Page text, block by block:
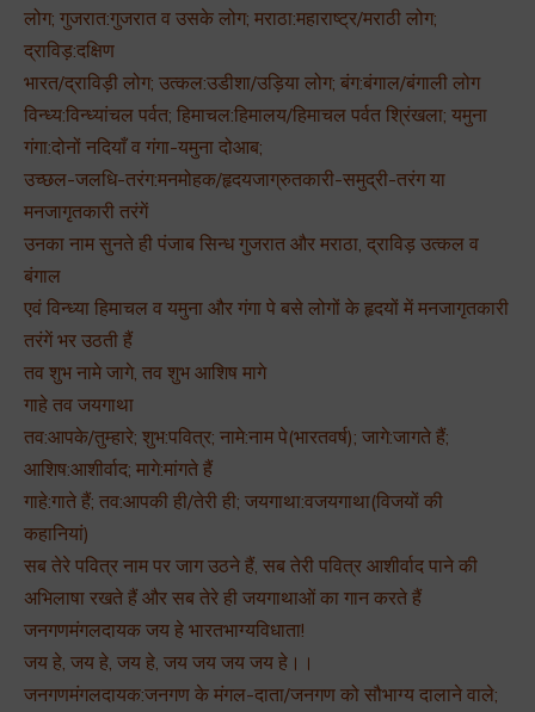
लोग; गुजरात:गुजरात व उसके लोग; मराठा:महाराष्ट्र/मराठी लोग;
द्राविड़:दक्षिण
भारत/द्राविड़ी लोग; उत्कल:उडीशा/उड़िया लोग; बंग:बंगाल/बंगाली लोग
विन्ध्य:विन्ध्यांचल पर्वत; हिमाचल:हिमालय/हिमाचल पर्वत श्रिंखला; यमुना
गंगा:दोनों नदियाँ व गंगा-यमुना दोआब;
उच्छल-जलधि-तरंग:मनमोहक/हृदयजाग्रुतकारी-समुद्री-तरंग या
मनजागृतकारी तरंगें
उनका नाम सुनते ही पंजाब सिन्ध गुजरात और मराठा, द्राविड़ उत्कल व
बंगाल
एवं विन्ध्या हिमाचल व यमुना और गंगा पे बसे लोगों के हृदयों में मनजागृतकारी
तरंगें भर उठती हैं
तव शुभ नामे जागे, तव शुभ आशिष मागे
गाहे तव जयगाथा
तव:आपके/तुम्हारे; शुभ:पवित्र; नामे:नाम पे(भारतवर्ष); जागे:जागते हैं;
आशिष:आशीर्वाद; मागे:मांगते हैं
गाहे:गाते हैं; तव:आपकी ही/तेरी ही; जयगाथा:वजयगाथा(विजयों की
कहानियां)
सब तेरे पवित्र नाम पर जाग उठने हैं, सब तेरी पवित्र आशीर्वाद पाने की
अभिलाषा रखते हैं और सब तेरे ही जयगाथाओं का गान करते हैं
जनगणमंगलदायक जय हे भारतभाग्यविधाता!
जय हे, जय हे, जय हे, जय जय जय जय हे।।
जनगणमंगलदायक:जनगण के मंगल-दाता/जनगण को सौभाग्य दालाने वाले;